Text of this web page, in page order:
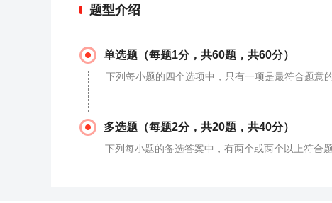
题型介绍
单选题（每题1分，共60题，共60分）
下列每小题的四个选项中，只有一项是最符合题意
多选题（每题2分，共20题，共40分）
下列每小题的备选答案中，有两个或两个以上符合